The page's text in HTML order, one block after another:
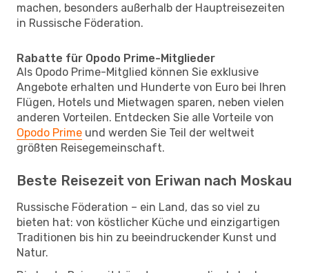
machen, besonders außerhalb der Hauptreisezeiten
in Russische Föderation.
Rabatte für Opodo Prime-Mitglieder
Als Opodo Prime-Mitglied können Sie exklusive
Angebote erhalten und Hunderte von Euro bei Ihren
Flügen, Hotels und Mietwagen sparen, neben vielen
anderen Vorteilen. Entdecken Sie alle Vorteile von
Opodo Prime und werden Sie Teil der weltweit
größten Reisegemeinschaft.
Beste Reisezeit von Eriwan nach Moskau
Russische Föderation – ein Land, das so viel zu
bieten hat: von köstlicher Küche und einzigartigen
Traditionen bis hin zu beeindruckender Kunst und
Natur.